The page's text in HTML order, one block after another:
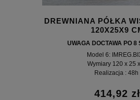
DREWNIANA PÓŁKA
120X25X9
UWAGA DOCTAWA PO 8
Model 6:
Wymiary 120 x 25
Realizacja : 48h
414,92 zł